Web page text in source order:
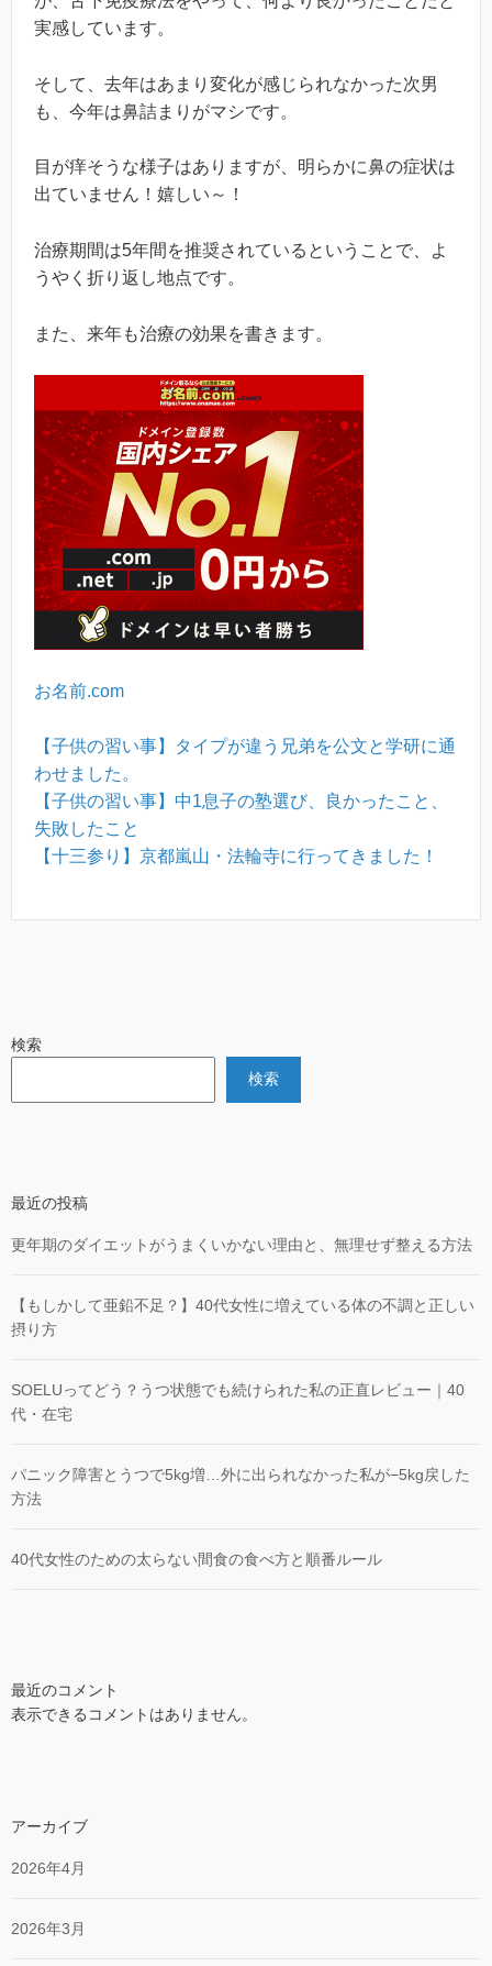
実感しています。
そして、去年はあまり変化が感じられなかった次男
も、今年は鼻詰まりがマシです。
目が痒そうな様子はありますが、明らかに鼻の症状は
出ていません！嬉しい～！
治療期間は5年間を推奨されているということで、よ
うやく折り返し地点です。
また、来年も治療の効果を書きます。
お名前.com
【子供の習い事】タイプが違う兄弟を公文と学研に通
わせました。
【子供の習い事】中1息子の塾選び、良かったこと、
失敗したこと
【十三参り】京都嵐山・法輪寺に行ってきました！
検索
検索
最近の投稿
更年期のダイエットがうまくいかない理由と、無理せず整える方法
【もしかして亜鉛不足？】40代女性に増えている体の不調と正しい
摂り方
SOELUってどう？うつ状態でも続けられた私の正直レビュー｜40
代・在宅
パニック障害とうつで5kg増…外に出られなかった私が−5kg戻した
方法
40代女性のための太らない間食の食べ方と順番ルール
最近のコメント
表示できるコメントはありません。
アーカイブ
2026年4月
2026年3月